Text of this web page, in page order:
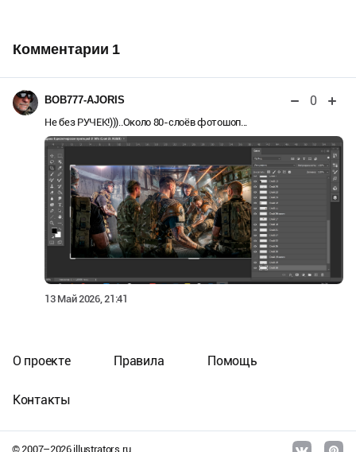
Комментарии 1
BOB777-AJORIS 0
Не без РУЧЕК!)))..Около 80-слоёв фотошоп...
13 Май 2026, 21:41
© 2007–2026illustrators.ru
О проекте Правила Помощь
Контакты